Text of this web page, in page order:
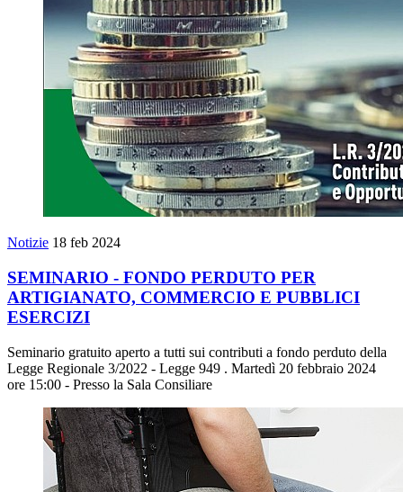
Notizie 18 feb 2024
SEMINARIO - FONDO PERDUTO PER
ARTIGIANATO, COMMERCIO E PUBBLICI
ESERCIZI
Seminario gratuito aperto a tutti sui contributi a fondo perduto della
Legge Regionale 3/2022 - Legge 949 . Martedì 20 febbraio 2024
ore 15:00 - Presso la Sala Consiliare